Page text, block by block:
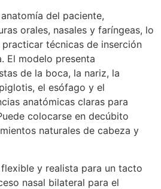
del paciente,
orales, nasales y faríngeas, lo
técnicas de inserción
El modelo presenta
de la boca, la nariz, la
el esófago y el
anatómicas claras para
colocarse en decúbito
naturales de cabeza y
y realista para un tacto
nasal bilateral para el